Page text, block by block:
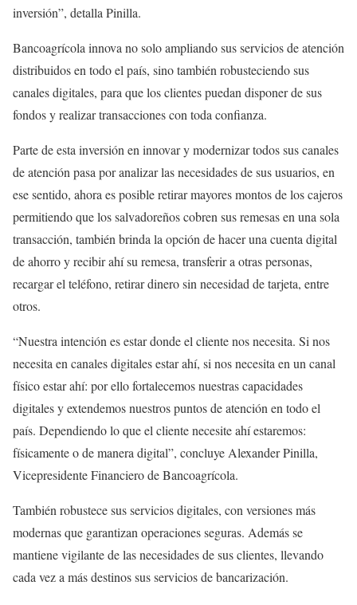
inversión”, detalla Pinilla.
Bancoagrícola innova no solo ampliando sus servicios de atención
distribuidos en todo el país, sino también robusteciendo sus
canales digitales, para que los clientes puedan disponer de sus
fondos y realizar transacciones con toda confianza.
Parte de esta inversión en innovar y modernizar todos sus canales
de atención pasa por analizar las necesidades de sus usuarios, en
ese sentido, ahora es posible retirar mayores montos de los cajeros
permitiendo que los salvadoreños cobren sus remesas en una sola
transacción, también brinda la opción de hacer una cuenta digital
de ahorro y recibir ahí su remesa, transferir a otras personas,
recargar el teléfono, retirar dinero sin necesidad de tarjeta, entre
otros.
“Nuestra intención es estar donde el cliente nos necesita. Si nos
necesita en canales digitales estar ahí, si nos necesita en un canal
físico estar ahí: por ello fortalecemos nuestras capacidades
digitales y extendemos nuestros puntos de atención en todo el
país. Dependiendo lo que el cliente necesite ahí estaremos:
físicamente o de manera digital”, concluye Alexander Pinilla,
Vicepresidente Financiero de Bancoagrícola.
También robustece sus servicios digitales, con versiones más
modernas que garantizan operaciones seguras. Además se
mantiene vigilante de las necesidades de sus clientes, llevando
cada vez a más destinos sus servicios de bancarización.